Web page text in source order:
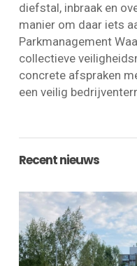
diefstal, inbraak en
manier om daar iets
Parkmanagement
collectieve
concrete afspraken
een veilig
Recent nieuws